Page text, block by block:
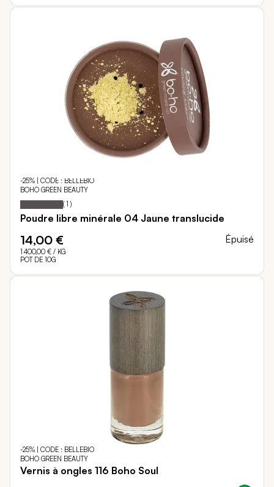
-25% | CODE : BELLEBIO
BOHO GREEN BEAUTY
Notation: 100
% of
( 1 )
Poudre libre minérale 04 Jaune translucide
14,00 €
1 400,00 € / KG
POT DE 10G
Épuisé
-25% | CODE : BELLEBIO
BOHO GREEN BEAUTY
Vernis à ongles 116 Boho Soul